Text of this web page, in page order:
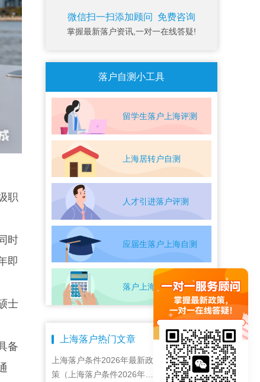
职
时
即
士
备
微信扫一扫添加顾问 免费咨询
掌握最新落户资讯,一对一在线答疑!
落户自测小工具
留学生落户上海评测
上海居转户自测
人才引进落户评测
应届生落户上海自测
落户上海条件自测
上海落户热门文章
上海落户条件2026年最新政
策（上海落户条件2026年最